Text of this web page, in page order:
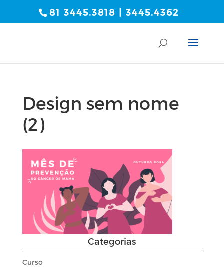
81 3445.3818 | 3445.4362
Design sem nome
(2)
Categorias
Curso